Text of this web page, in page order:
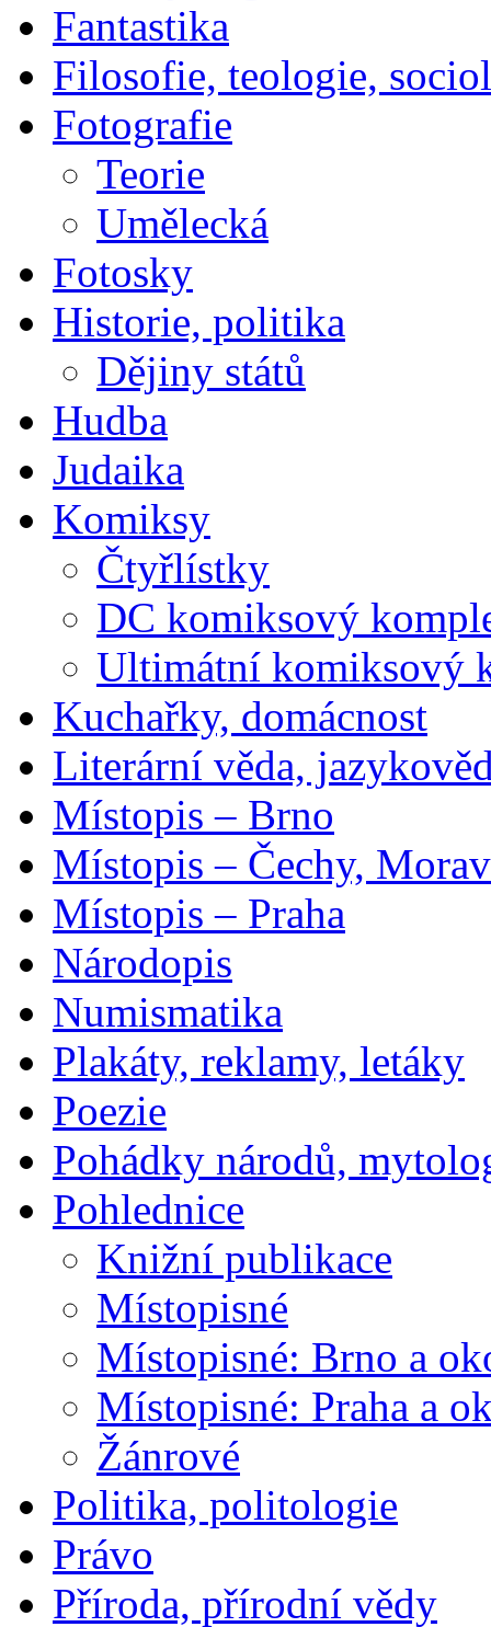
Fantastika
Filosofie, teologie,
Fotografie
Teorie
Umělecká
Fotosky
Historie, politika
Dějiny států
Hudba
Judaika
Komiksy
Čtyřlístky
DC komiksový
Ultimátní komiksový
Kuchařky, domácnost
Literární věda,
Místopis – Brno
Místopis – Čechy,
Místopis – Praha
Národopis
Numismatika
Plakáty, reklamy, letáky
Poezie
Pohádky národů,
Pohlednice
Knižní publikace
Místopisné
Místopisné: Brno a
Místopisné: Praha a
Žánrové
Politika, politologie
Právo
Příroda, přírodní vědy